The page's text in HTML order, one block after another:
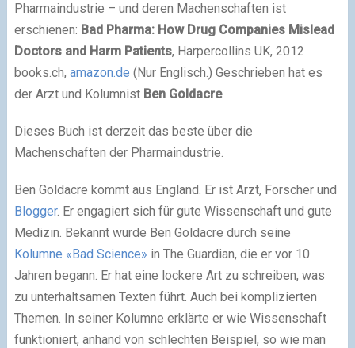
Pharmaindustrie – und deren Machenschaften ist
erschienen: Bad Pharma: How Drug Companies Mislead
Doctors and Harm Patients, Harpercollins UK, 2012
books.ch, amazon.de (Nur Englisch.) Geschrieben hat es
der Arzt und Kolumnist Ben Goldacre.
Dieses Buch ist derzeit das beste über die
Machenschaften der Pharmaindustrie.
Ben Goldacre kommt aus England. Er ist Arzt, Forscher und
Blogger. Er engagiert sich für gute Wissenschaft und gute
Medizin. Bekannt wurde Ben Goldacre durch seine
Kolumne «Bad Science» in The Guardian, die er vor 10
Jahren begann. Er hat eine lockere Art zu schreiben, was
zu unterhaltsamen Texten führt. Auch bei komplizierten
Themen. In seiner Kolumne erklärte er wie Wissenschaft
funktioniert, anhand von schlechten Beispiel, so wie man